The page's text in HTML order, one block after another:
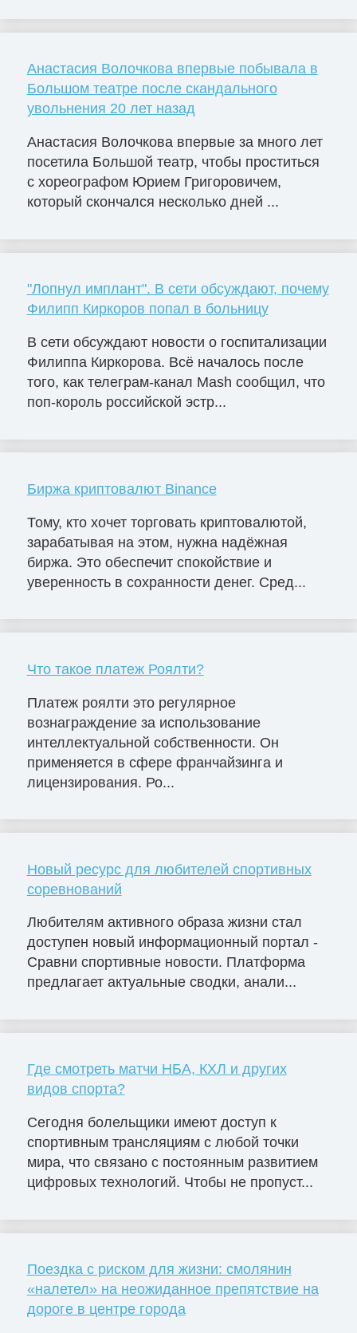
Анастасия Волочкова впервые побывала в
Большом театре после скандального
увольнения 20 лет назад
Анастасия Волочкова впервые за много лет
посетила Большой театр, чтобы проститься
с хореографом Юрием Григоровичем,
который скончался несколько дней ...
"Лопнул имплант". В сети обсуждают, почему
Филипп Киркоров попал в больницу
В сети обсуждают новости о госпитализации
Филиппа Киркорова. Всё началось после
того, как телеграм-канал Mash сообщил, что
поп-король российской эстр...
Биржа криптовалют Binance
Тому, кто хочет торговать криптовалютой,
зарабатывая на этом, нужна надёжная
биржа. Это обеспечит спокойствие и
уверенность в сохранности денег. Сред...
Что такое платеж Роялти?
Платеж роялти это регулярное
вознаграждение за использование
интеллектуальной собственности. Он
применяется в сфере франчайзинга и
лицензирования. Ро...
Новый ресурс для любителей спортивных
соревнований
Любителям активного образа жизни стал
доступен новый информационный портал -
Сравни спортивные новости. Платформа
предлагает актуальные сводки, анали...
Где смотреть матчи НБА, КХЛ и других
видов спорта?
Сегодня болельщики имеют доступ к
спортивным трансляциям с любой точки
мира, что связано с постоянным развитием
цифровых технологий. Чтобы не пропуст...
Поездка с риском для жизни: смолянин
«налетел» на неожиданное препятствие на
дороге в центре города